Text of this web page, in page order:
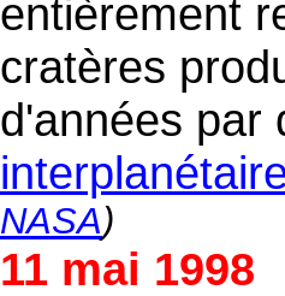
entièrement
cratères
d'années par
NASA)
11 mai 1998